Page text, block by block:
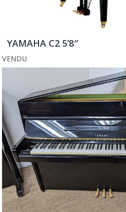
YAMAHA C2 5’8″
VENDU